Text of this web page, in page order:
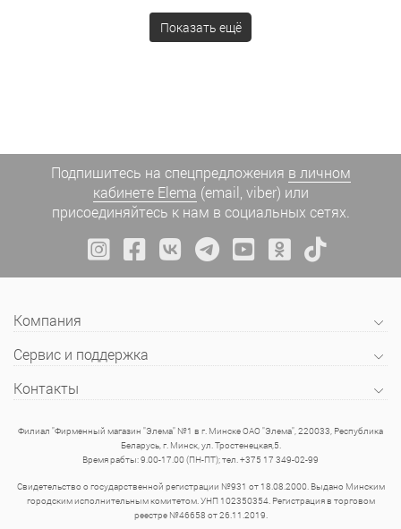
Показать ещё
Подпишитесь на спецпредложения в личном
кабинете Elema (email, viber) или
присоединяйтесь к нам в социальных сетях.
Компания
Сервис и поддержка
Контакты
Филиал "Фирменный магазин "Элема" №1 в г. Минске ОАО "Элема", 220033, Республика
Беларусь, г. Минск, ул. Тростенецкая,5.
Время рабты: 9.00-17.00 (ПН-ПТ); тел. +375 17 349-02-99
Свидетельство о государственной регистрации №931 от 18.08.2000. Выдано Минским
городским исполнительным комитетом. УНП 102350354. Регистрация в торговом
реестре №46658 от 26.11.2019.